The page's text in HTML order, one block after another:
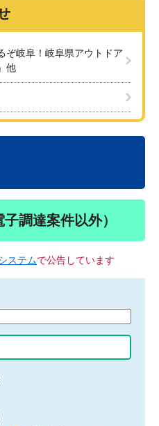
ぞ岐阜！岐阜県アウトドア
他
調達案件以外）
ステムで公告しています